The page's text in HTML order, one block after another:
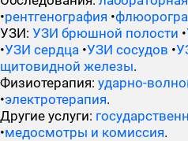
•рентгенография •
УЗИ: УЗИ брюшной полости •
•УЗИ сердца •УЗИ сосудов •
щитовидной железы.
Физиотерапия: ударно-
•электротерапия.
Другие услуги:
•медосмотры и комиссия.